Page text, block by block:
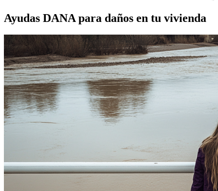
Ayudas DANA para daños en tu vivienda